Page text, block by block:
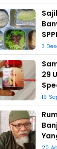
3
29
19